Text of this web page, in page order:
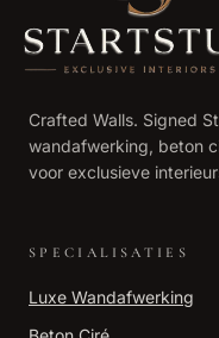
Crafted Walls. Signed
wandafwerking, beton
voor exclusieve
SPECIALISATIES
Luxe Wandafwerking